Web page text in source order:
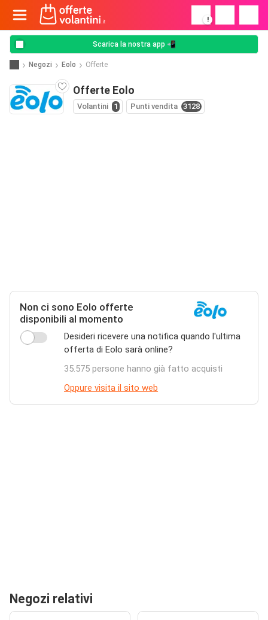
!
Scarica la nostra app 📲
Negozi Eolo Offerte
Offerte Eolo
Volantini 1 Punti vendita 3128
Non ci sono Eolo offerte
disponibili al momento
Desideri ricevere una notifica quando l'ultima
offerta di Eolo sarà online?
35.575 persone hanno già fatto acquisti
Oppure visita il sito web
Negozi relativi